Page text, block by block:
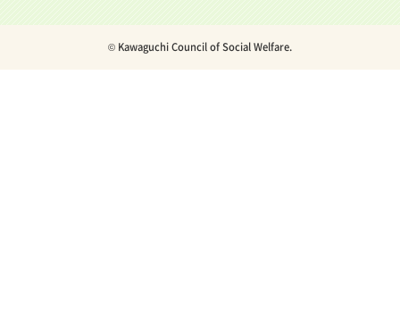
© Kawaguchi Council of Social Welfare.